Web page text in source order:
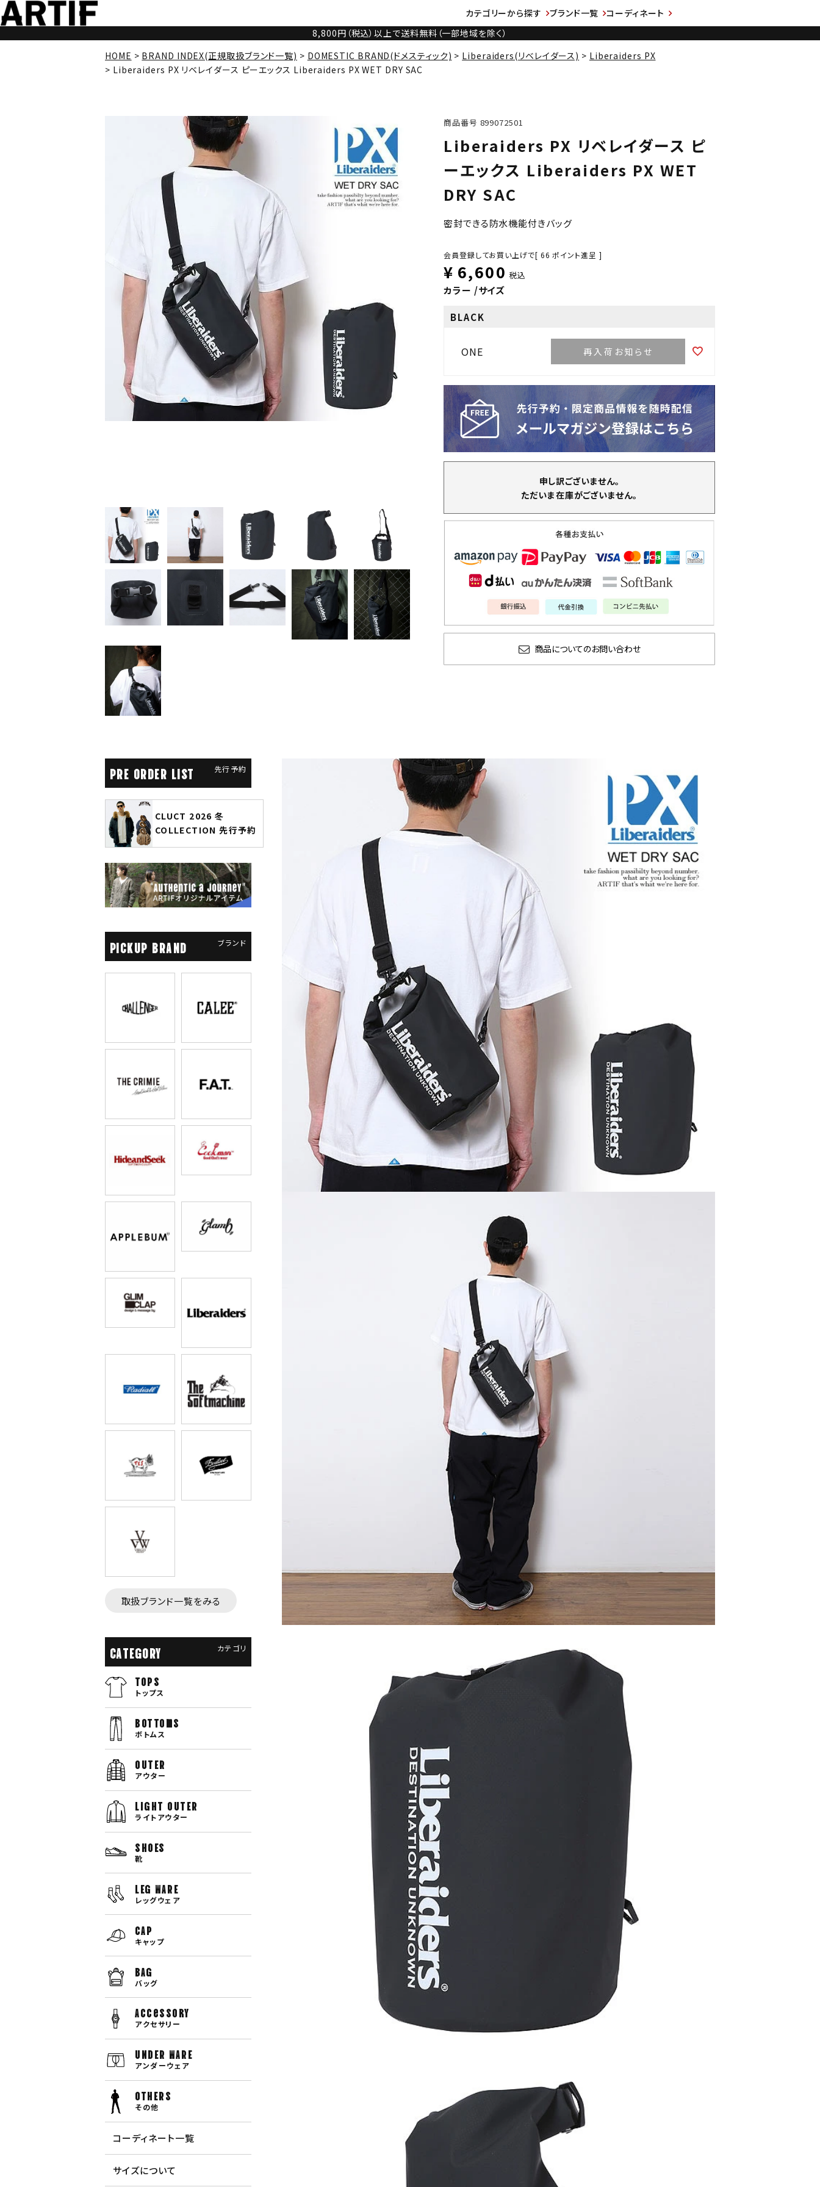
カテゴリーから探す ブランド一覧
コーディネート
8,800円（税込）以上で送料無料（一部地域を除く）
HOME
BRAND INDEX(正規取扱ブランド一覧) DOMESTIC BRAND(ドメスティック) Liberaiders(リベレイダース)
Liberaiders PX
Liberaiders PX リベレイダース ピーエックス Liberaiders PX WET DRY SAC
商品番号 899072501
Liberaiders PX リベレイダース ピ
ーエックス Liberaiders PX WET
DRY SAC
密封できる防水機能付きバッグ
会員登録してお買い上げで[ 66 ポイント進呈 ]
¥ 6,600 税込
カラー サイズ
BLACK
ONE 再入荷お知らせ
申し訳ございません。
ただいま在庫がございません。
商品についてのお問い合わせ
PRE ORDER LIST 先行予約
COLLECTION 先行予約
glamb × 劇場版『チェン
ソーマン レゼ篇』第2弾
先行予約
GLIMCLAP 2026 秋冬
glamb – 映画「スター・
ウォーズ／マンダロリア
ン・アンド・グローグー」カ
プセルコレクション
PICKUP BRAND ブランド
取扱ブランド一覧をみる
CATEGORY カテゴリ
TOPS
トップス
bottoms
ボトムス
OUTER
アウター
LIGHT OUTER
ライトアウター
SHOES
靴
LEG WARE
レッグウェア
CAP
キャップ
BAG
バッグ
Accessory
アクセサリー
UNDER WARE
アンダーウェア
OTHERS
その他
コーディネート一覧
サイズについて